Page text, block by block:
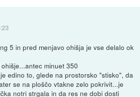
5 in pred menjavo ohišja je vse delalo ok
minuet 350
edino to, glede na prostorsko "stisko", da
se na ploščo vtakne zelo pokrivit...je
notri strgala in da res ne dobi dosti